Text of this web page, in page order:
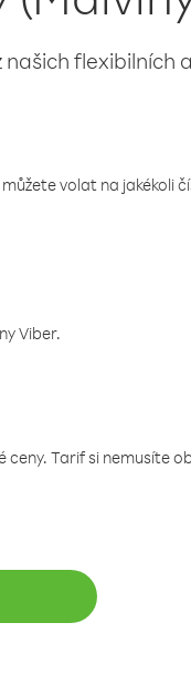
flexibilních
volat na jakékoli
Viber.
Tarif si nemusíte